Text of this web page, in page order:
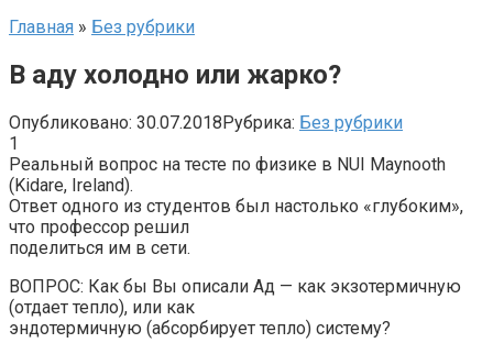
Главная » Без рубрики
В аду холодно или жарко?
Опубликовано: 30.07.2018Рубрика: Без рубрики
1
Реальный вопрос на тесте по физике в NUI Maynooth
(Kidare, Ireland).
Ответ одного из студентов был настолько «глубоким»,
что профессор решил
поделиться им в сети.
ВОПРОС: Как бы Вы описали Ад — как экзотермичную
(отдает тепло), или как
эндотермичную (абсорбирует тепло) систему?